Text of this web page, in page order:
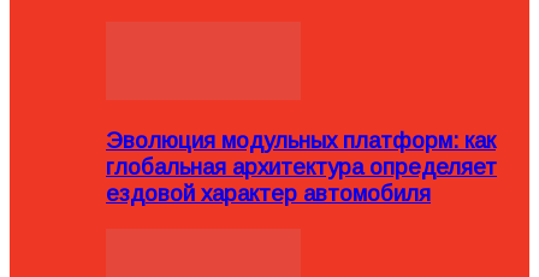
Эволюция модульных платформ: как
глобальная архитектура определяет
ездовой характер автомобиля